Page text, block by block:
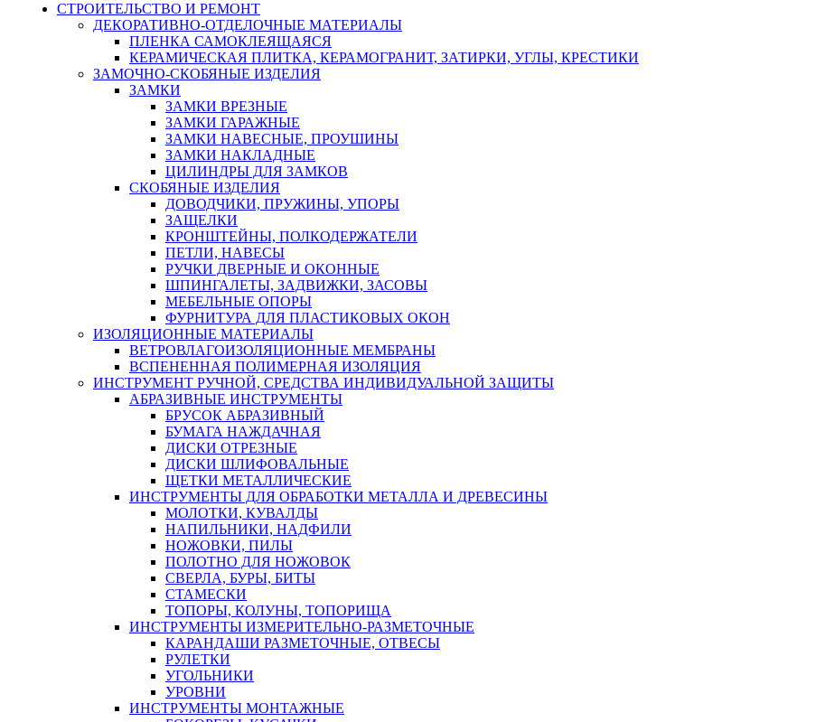
СТРОИТЕЛЬСТВО И РЕМОНТ
ДЕКОРАТИВНО-ОТДЕЛОЧНЫЕ МАТЕРИАЛЫ
ПЛЕНКА САМОКЛЕЯЩАЯСЯ
КЕРАМИЧЕСКАЯ ПЛИТКА, КЕРАМОГРАНИТ, ЗАТИРКИ, УГЛЫ, КРЕСТИКИ
ЗАМОЧНО-СКОБЯНЫЕ ИЗДЕЛИЯ
ЗАМКИ
ЗАМКИ ВРЕЗНЫЕ
ЗАМКИ ГАРАЖНЫЕ
ЗАМКИ НАВЕСНЫЕ, ПРОУШИНЫ
ЗАМКИ НАКЛАДНЫЕ
ЦИЛИНДРЫ ДЛЯ ЗАМКОВ
СКОБЯНЫЕ ИЗДЕЛИЯ
ДОВОДЧИКИ, ПРУЖИНЫ, УПОРЫ
ЗАЩЕЛКИ
КРОНШТЕЙНЫ, ПОЛКОДЕРЖАТЕЛИ
ПЕТЛИ, НАВЕСЫ
РУЧКИ ДВЕРНЫЕ И ОКОННЫЕ
ШПИНГАЛЕТЫ, ЗАДВИЖКИ, ЗАСОВЫ
МЕБЕЛЬНЫЕ ОПОРЫ
ФУРНИТУРА ДЛЯ ПЛАСТИКОВЫХ ОКОН
ИЗОЛЯЦИОННЫЕ МАТЕРИАЛЫ
ВЕТРОВЛАГОИЗОЛЯЦИОННЫЕ МЕМБРАНЫ
ВСПЕНЕННАЯ ПОЛИМЕРНАЯ ИЗОЛЯЦИЯ
ИНСТРУМЕНТ РУЧНОЙ, СРЕДСТВА ИНДИВИДУАЛЬНОЙ ЗАЩИТЫ
АБРАЗИВНЫЕ ИНСТРУМЕНТЫ
БРУСОК АБРАЗИВНЫЙ
БУМАГА НАЖДАЧНАЯ
ДИСКИ ОТРЕЗНЫЕ
ДИСКИ ШЛИФОВАЛЬНЫЕ
ЩЕТКИ МЕТАЛЛИЧЕСКИЕ
ИНСТРУМЕНТЫ ДЛЯ ОБРАБОТКИ МЕТАЛЛА И ДРЕВЕСИНЫ
МОЛОТКИ, КУВАЛДЫ
НАПИЛЬНИКИ, НАДФИЛИ
НОЖОВКИ, ПИЛЫ
ПОЛОТНО ДЛЯ НОЖОВОК
СВЕРЛА, БУРЫ, БИТЫ
СТАМЕСКИ
ТОПОРЫ, КОЛУНЫ, ТОПОРИЩА
ИНСТРУМЕНТЫ ИЗМЕРИТЕЛЬНО-РАЗМЕТОЧНЫЕ
КАРАНДАШИ РАЗМЕТОЧНЫЕ, ОТВЕСЫ
РУЛЕТКИ
УГОЛЬНИКИ
УРОВНИ
ИНСТРУМЕНТЫ МОНТАЖНЫЕ